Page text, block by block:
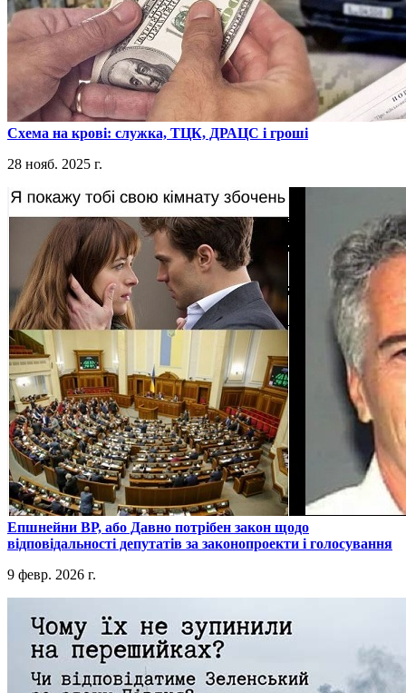
​Схема на крові: служка, ТЦК, ДРАЦС і гроші
28 нояб. 2025 г.
​Епшнейни ВР, або Давно потрібен закон щодо
відповідальності депутатів за законопроекти і голосування
9 февр. 2026 г.